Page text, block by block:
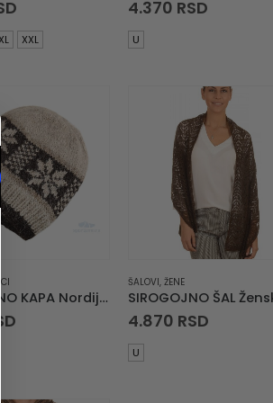
XL XXL
4.370 RSD
U
SIROGOJNO KAPA Nordijski Motivi
ŠALOVI,ŽENE
4.870 RSD
U